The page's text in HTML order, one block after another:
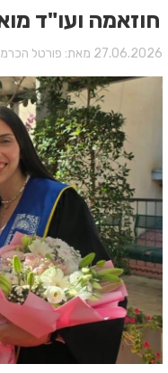
חוזאמה ועו"ד
מאת: פורטל הכרמל